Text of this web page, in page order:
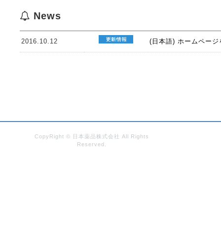
News
2016.10.12 (日本語) ホームページ
CopyRight © 日本薬品株式会社 All Rights
Reserved.